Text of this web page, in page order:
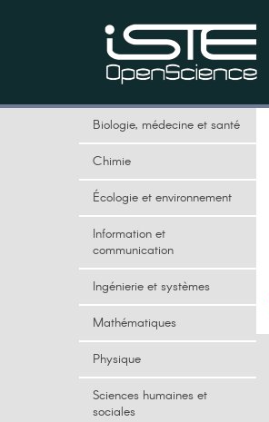
Biologie, médecine et santé
Chimie
Écologie et environnement
Information et
communication
Ingénierie et systèmes
Mathématiques
Physique
Sciences humaines et
sociales